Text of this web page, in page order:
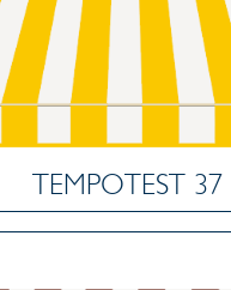
TEMPOTEST 37